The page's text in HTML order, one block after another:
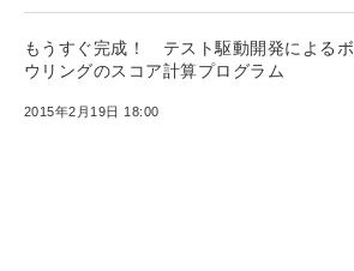
もうすぐ完成！ テスト駆動開発によるボ
ウリングのスコア計算プログラム
2015年2月19日 18:00